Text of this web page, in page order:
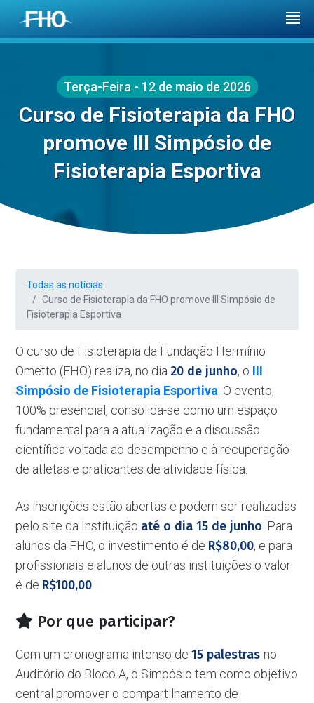
Terça-Feira - 12 de maio de 2026
Curso de Fisioterapia da FHO
promove III Simpósio de
Fisioterapia Esportiva
Todas as notícias
Curso de Fisioterapia da FHO promove III Simpósio de
Fisioterapia Esportiva
O curso de Fisioterapia da Fundação Hermínio
Ometto (FHO) realiza, no dia 20 de junho, o III
Simpósio de Fisioterapia Esportiva . O evento,
100% presencial, consolida-se como um espaço
fundamental para a atualização e a discussão
científica voltada ao desempenho e à recuperação
de atletas e praticantes de atividade física.
As inscrições estão abertas e podem ser realizadas
pelo site da Instituição até o dia 15 de junho . Para
alunos da FHO, o investimento é de R$80,00, e para
profissionais e alunos de outras instituições o valor
é de R$100,00
Por que participar?
Com um cronograma intenso de15 palestras no
Auditório do Bloco A, o Simpósio tem como objetivo
central promover o compartilhamento de